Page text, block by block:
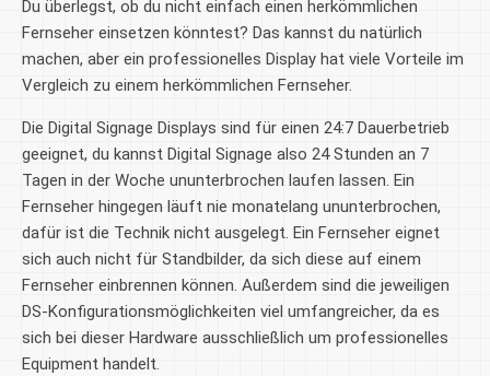
Du überlegst, ob du nicht einfach einen herkömmlichen
Fernseher einsetzen könntest? Das kannst du natürlich
machen, aber ein professionelles Display hat viele Vorteile im
Vergleich zu einem herkömmlichen Fernseher.
Die Digital Signage Displays sind für einen 24:7 Dauerbetrieb
geeignet, du kannst Digital Signage also 24 Stunden an 7
Tagen in der Woche ununterbrochen laufen lassen. Ein
Fernseher hingegen läuft nie monatelang ununterbrochen,
dafür ist die Technik nicht ausgelegt. Ein Fernseher eignet
sich auch nicht für Standbilder, da sich diese auf einem
Fernseher einbrennen können. Außerdem sind die jeweiligen
DS-Konfigurationsmöglichkeiten viel umfangreicher, da es
sich bei dieser Hardware ausschließlich um professionelles
Equipment handelt.